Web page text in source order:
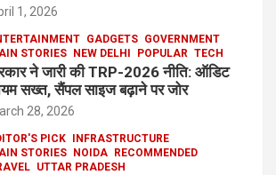
1, 2026
GADGETS GOVERNMENT
STORIES
NEW DELHI POPULAR TECH
ने जारी की TRP-2026 नीति: ऑडिट
सख्त, सैंपल साइज बढ़ाने पर जोर
28, 2026
PICK
INFRASTRUCTURE
STORIES
NOIDA
RECOMMENDED
UTTAR PRADESH